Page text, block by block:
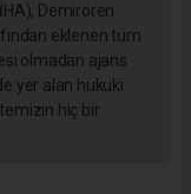
Demirören
eklenen tüm
olmadan ajans
yer alan hukuki
hiç bir